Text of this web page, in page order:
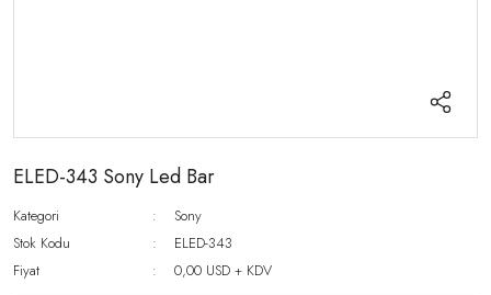
ELED-343 Sony Led Bar
Kategori
Sony
Stok Kodu
ELED-343
Fiyat
0,00 USD + KDV